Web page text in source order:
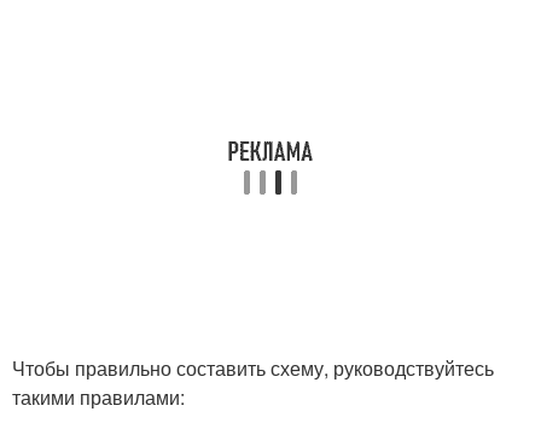
Чтобы правильно составить схему, руководствуйтесь
такими правилами: